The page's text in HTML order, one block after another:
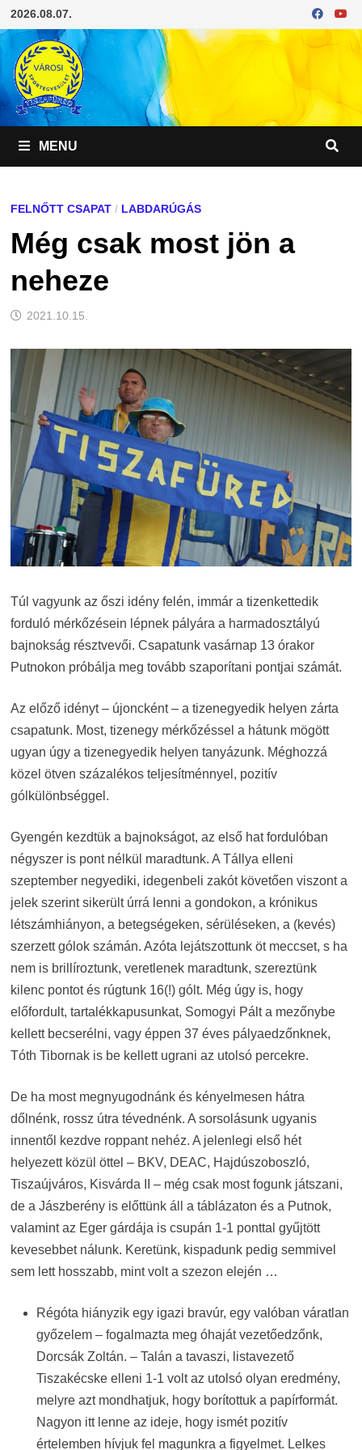
Skip
to
content
2026.08.07.
MENU
FELNŐTT CSAPAT/ LABDARÚGÁS
Még csak most jön a
neheze
2021.10.15.
Túl vagyunk az őszi idény felén, immár a tizenkettedik
forduló mérkőzésein lépnek pályára a harmadosztályú
bajnokság résztvevői. Csapatunk vasárnap 13 órakor
Putnokon próbálja meg tovább szaporítani pontjai számát.
Az előző idényt – újoncként – a tizenegyedik helyen zárta
csapatunk. Most, tizenegy mérkőzéssel a hátunk mögött
ugyan úgy a tizenegyedik helyen tanyázunk. Méghozzá
közel ötven százalékos teljesítménnyel, pozitív
gólkülönbséggel.
Gyengén kezdtük a bajnokságot, az első hat fordulóban
négyszer is pont nélkül maradtunk. A Tállya elleni
szeptember negyediki, idegenbeli zakót követően viszont a
jelek szerint sikerült úrrá lenni a gondokon, a krónikus
létszámhiányon, a betegségeken, sérüléseken, a (kevés)
szerzett gólok számán. Azóta lejátszottunk öt meccset, s ha
nem is brillíroztunk, veretlenek maradtunk, szereztünk
kilenc pontot és rúgtunk 16(!) gólt. Még úgy is, hogy
előfordult, tartalékkapusunkat, Somogyi Pált a mezőnybe
kellett becserélni, vagy éppen 37 éves pályaedzőnknek,
Tóth Tibornak is be kellett ugrani az utolsó percekre.
De ha most megnyugodnánk és kényelmesen hátra
dőlnénk, rossz útra tévednénk. A sorsolásunk ugyanis
innentől kezdve roppant nehéz. A jelenlegi első hét
helyezett közül öttel – BKV, DEAC, Hajdúszoboszló,
Tiszaújváros, Kisvárda II – még csak most fogunk játszani,
de a Jászberény is előttünk áll a táblázaton és a Putnok,
valamint az Eger gárdája is csupán 1-1 ponttal gyűjtött
kevesebbet nálunk. Keretünk, kispadunk pedig semmivel
sem lett hosszabb, mint volt a szezon elején …
Régóta hiányzik egy igazi bravúr, egy valóban váratlan
győzelem – fogalmazta meg óhaját vezetőedzőnk,
Dorcsák Zoltán. – Talán a tavaszi, listavezető
Tiszakécske elleni 1-1 volt az utolsó olyan eredmény,
melyre azt mondhatjuk, hogy borítottuk a papírformát.
Nagyon itt lenne az ideje, hogy ismét pozitív
értelemben hívjuk fel magunkra a figyelmet. Lelkes